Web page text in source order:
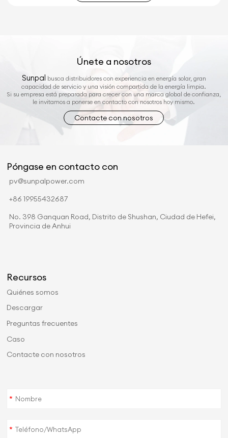
Únete a nosotros
Sunpal busca distribuidores con experiencia en energía solar, gran
capacidad de servicio y una visión compartida de la energía limpia.
Si su empresa está preparada para crecer con una marca global de confianza,
le invitamos a ponerse en contacto con nosotros hoy mismo.
Contacte con nosotros
Póngase en contacto con
pv@sunpalpower.com
+86 19955432687
No. 398 Ganquan Road, Distrito de Shushan, Ciudad de Hefei,
Provincia de Anhui
Recursos
Quiénes somos
Descargar
Preguntas frecuentes
Caso
Contacte con nosotros
*
*